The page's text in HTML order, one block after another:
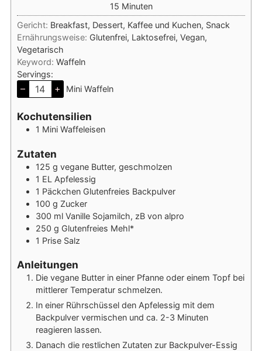
15Minuten
Minuten
Gericht: Breakfast, Dessert, Kaffee und Kuchen, Snack
Ernährungsweise: Glutenfrei, Laktosefrei, Vegan,
Vegetarisch
Keyword: Waffeln
Servings:
– + Mini Waffeln
Kochutensilien
1 Mini Waffeleisen
Zutaten
125 g vegane Butter, geschmolzen
1 EL Apfelessig
1 Päckchen Glutenfreies Backpulver
100 g Zucker
300 ml Vanille Sojamilch, zB von alpro
250 g Glutenfreies Mehl*
1 Prise Salz
Anleitungen
Die vegane Butter in einer Pfanne oder einem Topf bei
mittlerer Temperatur schmelzen.
In einer Rührschüssel den Apfelessig mit dem
Backpulver vermischen und ca. 2-3 Minuten
reagieren lassen.
Danach die restlichen Zutaten zur Backpulver-Essig